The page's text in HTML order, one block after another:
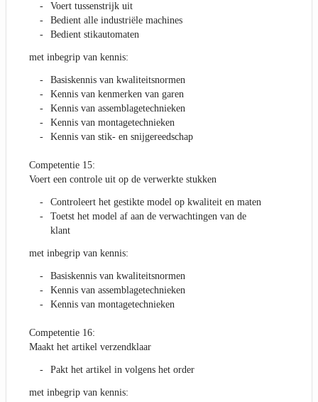
Voert tussenstrijk uit
Bedient alle industriële machines
Bedient stikautomaten
met inbegrip van kennis:
Basiskennis van kwaliteitsnormen
Kennis van kenmerken van garen
Kennis van assemblagetechnieken
Kennis van montagetechnieken
Kennis van stik- en snijgereedschap
Competentie 15:
Voert een controle uit op de verwerkte stukken
Controleert het gestikte model op kwaliteit en maten
Toetst het model af aan de verwachtingen van de
klant
met inbegrip van kennis:
Basiskennis van kwaliteitsnormen
Kennis van assemblagetechnieken
Kennis van montagetechnieken
Competentie 16:
Maakt het artikel verzendklaar
Pakt het artikel in volgens het order
met inbegrip van kennis: